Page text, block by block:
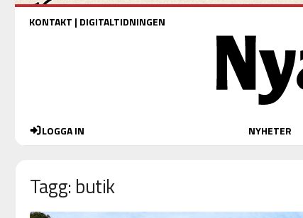
KONTAKT | DIGITALTIDNINGEN
LOGGA IN NYHETER
Tagg: butik